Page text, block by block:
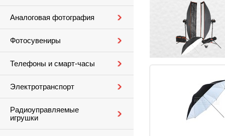
Аналоговая фотография
Фотосувениры
Телефоны и смарт-часы
Электротранспорт
Радиоуправляемые
игрушки